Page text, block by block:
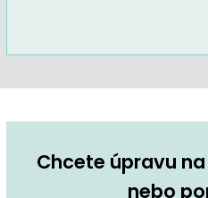
Chcete úpravu
nebo